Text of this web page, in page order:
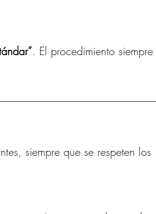
. El procedimiento siempre
siempre que se respeten los